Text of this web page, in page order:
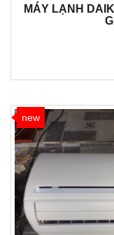
MÁY LẠNH
new